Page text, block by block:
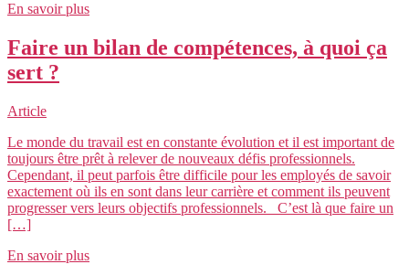
En savoir plus
Faire un bilan de compétences, à quoi ça
sert ?
Article
Le monde du travail est en constante évolution et il est important de
toujours être prêt à relever de nouveaux défis professionnels.
Cependant, il peut parfois être difficile pour les employés de savoir
exactement où ils en sont dans leur carrière et comment ils peuvent
progresser vers leurs objectifs professionnels. C’est là que faire un
[…]
En savoir plus